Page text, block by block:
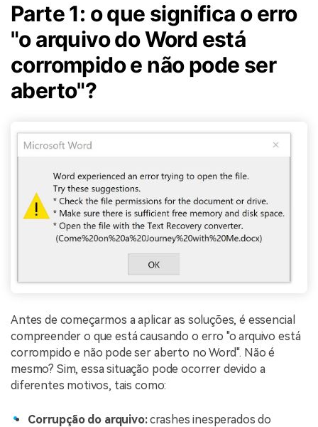
Parte 1: o que significa o erro
"o arquivo do Word está
corrompido e não pode ser
aberto"?
Antes de começarmos a aplicar as soluções, é essencial
compreender o que está causando o erro "o arquivo está
corrompido e não pode ser aberto no Word". Não é
mesmo? Sim, essa situação pode ocorrer devido a
diferentes motivos, tais como:
Corrupção do arquivo:crashes inesperados do